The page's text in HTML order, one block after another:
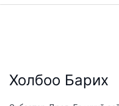
Холбоо Барих